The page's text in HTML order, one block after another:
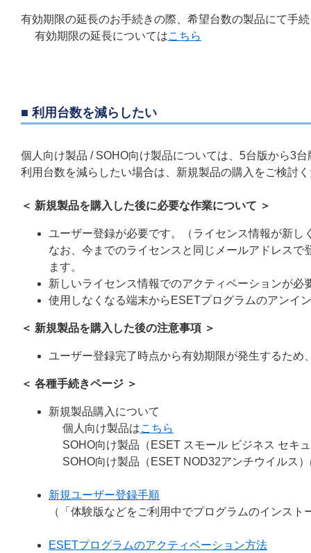
有効期限の延長のお手続きの際、希望台数の製品にて手
有効期限の延長についてはこちら
■ 利用台数を減らしたい
個人向け製品 / SOHO向け製品については、5台版から3
利用台数を減らしたい場合は、新規製品の購入をご検討
＜ 新規製品を購入した後に必要な作業について ＞
ユーザー登録が必要です。（ライセンス情報が新し
なお、今までのライセンスと同じメールアドレス
ます。
新しいライセンス情報でのアクティベーションが必
使用しなくなる端末からESETプログラムのアンイ
＜ 新規製品を購入した後の注意事項 ＞
ユーザー登録完了時点から有効期限が発生するた
＜ 各種手続きページ ＞
新規製品購入について
個人向け製品はこちら
SOHO向け製品（ESET スモール ビジネス セキ
SOHO向け製品（ESET NOD32アンチウイルス
新規ユーザー登録手順
（「体験版などをご利用中でプログラムのインス
ESETプログラムのアクティベーション方法